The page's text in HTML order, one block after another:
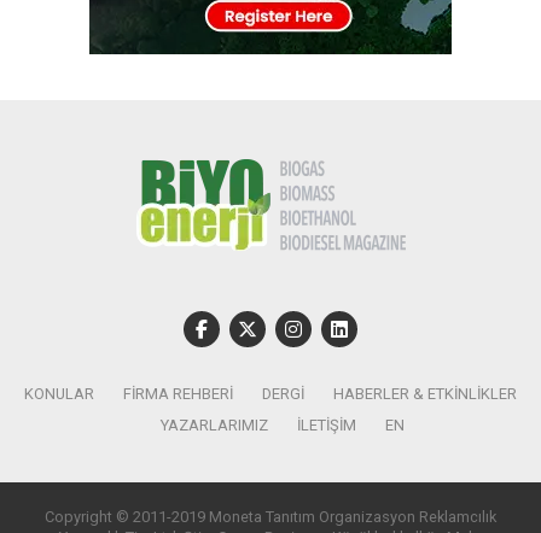
KONULAR FIRMA REHBERI DERGI
HABERLER & ETKINLIKLER
YAZARLARIMIZ
İLETIŞIM EN
Copyright © 2011-2019 Moneta Tanıtım Organizasyon Reklamcılık